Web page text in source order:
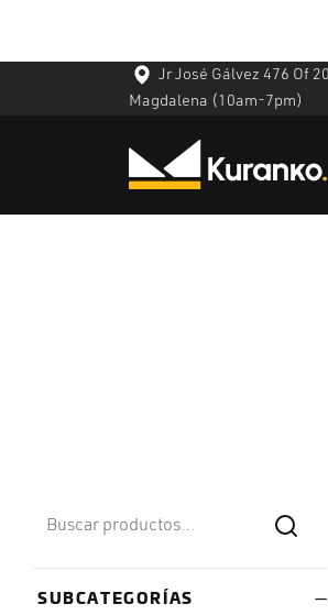
Jr José Gálvez 476 Of
Magdalena (10am-7pm)
por:
Buscar
SUBCATEGORÍAS